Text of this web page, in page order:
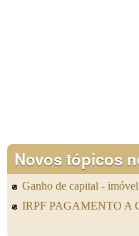
Novos tópicos
Ganho de capital -
IRPF PAGAMENTO A